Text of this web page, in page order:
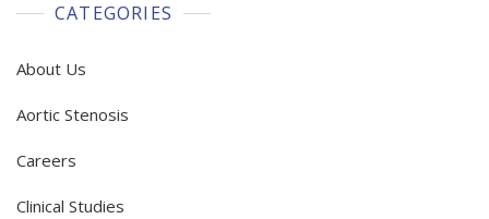
CATEGORIES
About Us
Aortic Stenosis
Careers
Clinical Studies